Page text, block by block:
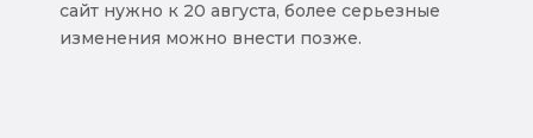
сайт нужно к 20 августа, более серьезные
изменения можно внести позже.